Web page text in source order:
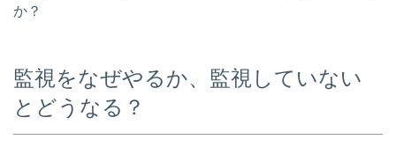
か？
監視をなぜやるか、監視していない
とどうなる？